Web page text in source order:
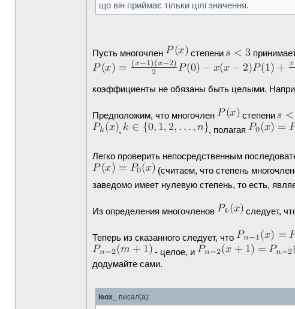
що він приймає тільки цілі значення.
Пусть многочлен степени
коэффициенты не обязаны быть целыми.
Предположим, что многочлен степени
,
, полагая
Легко проверить непосредственным
(считаем, что степень
заведомо имеет нулевую степень, то есть,
Из определения многочленов следует,
Теперь из сказанного следует, что
- целое, и
додумайте сами.
leox_ писал(а):